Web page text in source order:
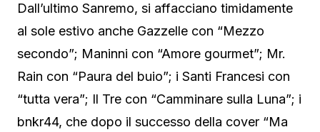
Dall’ultimo Sanremo, si affacciano timidamente
al sole estivo anche Gazzelle con “Mezzo
secondo”; Maninni con “Amore gourmet”; Mr.
Rain con “Paura del buio”; i Santi Francesi con
“tutta vera”; Il Tre con “Camminare sulla Luna”; i
bnkr44, che dopo il successo della cover “Ma